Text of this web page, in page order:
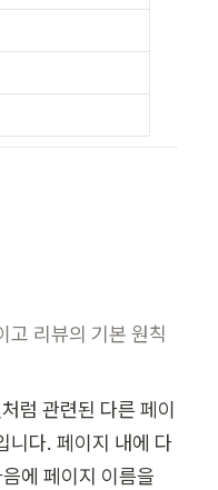
고 리뷰의 기본 원칙
럼 관련된 다른 페이
니다. 페이지 내에 다
에 페이지 이름을